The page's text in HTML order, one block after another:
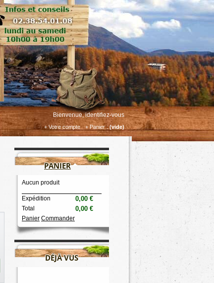
Bienvenue, identifiez-vous
+ Panier : (vide)
+ Votre compte
PANIER
Aucun produit
Expédition 0,00 €
Total 0,00 €
Panier Commander
DÉJÀ VUS